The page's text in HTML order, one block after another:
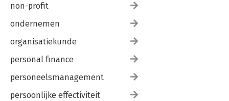
non-profit
ondernemen
organisatiekunde
personal finance
personeelsmanagement
persoonlijke effectiviteit